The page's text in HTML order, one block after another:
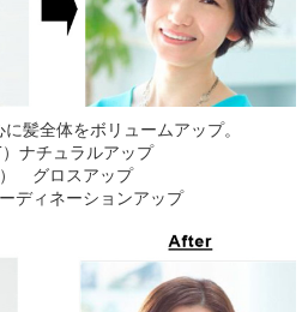
髪全体をボリュームアップ。
）ナチュラルアップ
） グロスアップ
ディネーションアップ